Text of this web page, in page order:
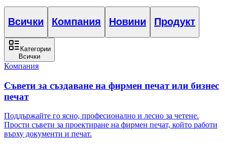
Всички Компания Новини Продукт
Категории
Всички
Компания
Съвети за създаване на фирмен печат или бизнес
печат
Поддържайте го ясно, професионално и лесно за четене.
Прости съвети за проектиране на фирмен печат, който работи
върху документи и печат.